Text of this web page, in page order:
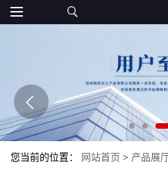
您当前的位置： 网站首页 > 产品展